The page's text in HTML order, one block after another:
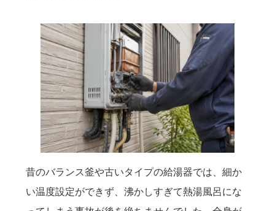
昔のバランス釜や古いタイプの給湯器では、細か
い温度設定ができず、沸かしすぎて熱湯風呂にな